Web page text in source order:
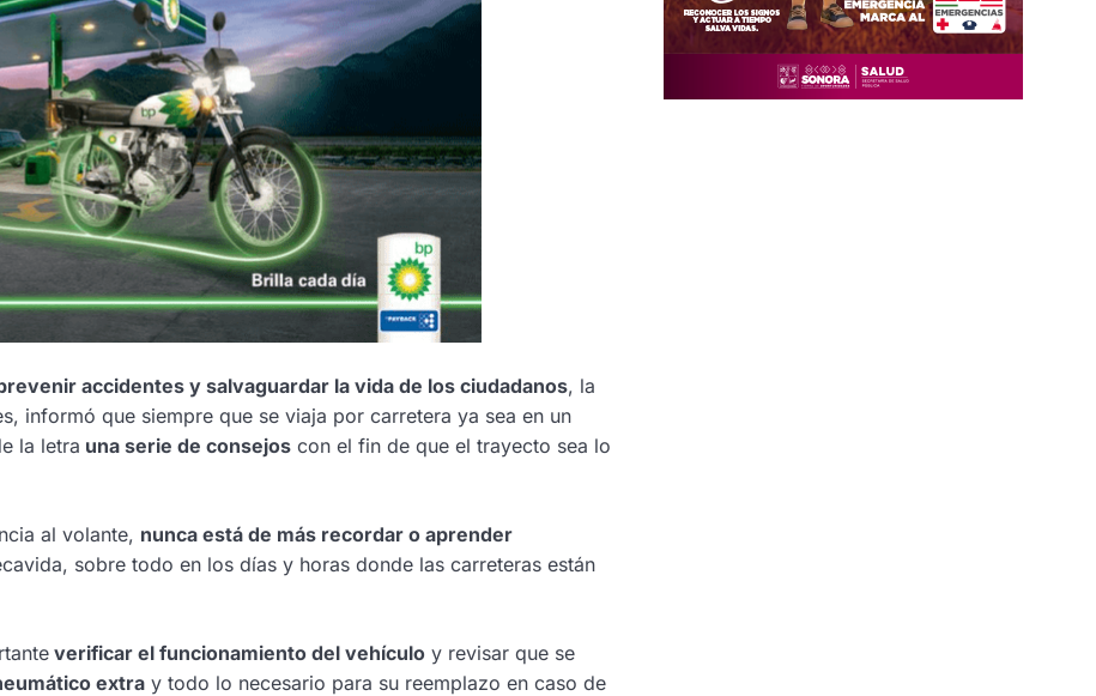
accidentes y salvaguardar la vida de los ciudadanos, la
informó que siempre que se viaja por carretera ya sea en un
la letra una serie de consejos con el fin de que el trayecto sea lo
al volante, nunca está de más recordar o aprender
sobre todo en los días y horas donde las carreteras están
verificar el funcionamiento del vehículo y revisar que se
extra y todo lo necesario para su reemplazo en caso de